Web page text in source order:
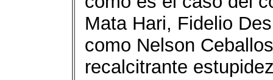
Mata Hari, Fidelio
como Nelson
recalcitrante